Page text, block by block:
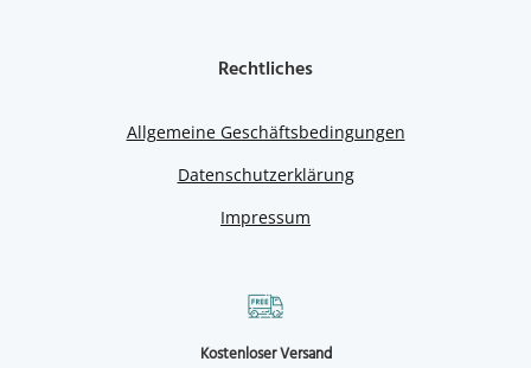
Rechtliches
Allgemeine Geschäftsbedingungen
Datenschutzerklärung
Impressum
Kostenloser Versand